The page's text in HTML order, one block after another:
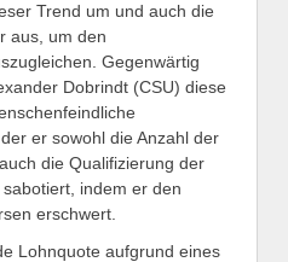
Trend um und auch die
aus, um den
Gegenwärtig
Dobrindt (CSU) diese
er sowohl die Anzahl der
die Qualifizierung der
indem er den
erschwert.
Lohnquote aufgrund eines